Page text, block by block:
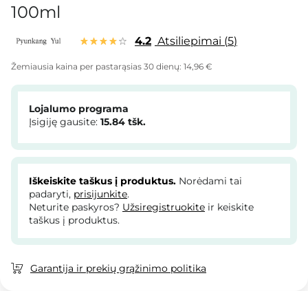
100ml
4.2 Atsiliepimai 5
Žemiausia kaina per pastarąsias 30 dienų: 14,96 €
Lojalumo programa
Įsigiję gausite: 15.84 tšk.
Iškeiskite taškus į produktus. Norėdami tai
padaryti, prisijunkite.
Neturite paskyros? Užsiregistruokite ir keiskite
taškus į produktus.
Garantija ir prekių grąžinimo politika